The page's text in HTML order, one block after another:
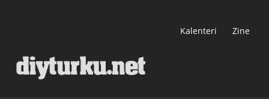
Kalenteri Zine